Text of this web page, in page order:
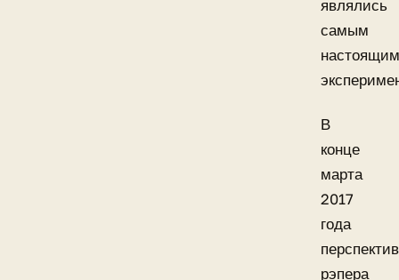
являлись
самым
настоящим
В
конце
марта
2017
года
рэпера